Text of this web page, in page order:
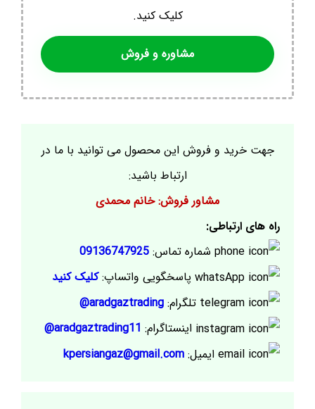
کلیک کنید.
مشاوره و فروش
جهت خرید و فروش این محصول می توانید با ما در
ارتباط باشید:
مشاور فروش: خانم محمدی
راه های ارتباطی:
شماره تماس: 09136747925
پاسخگویی واتساپ:کلیک کنید
تلگرام: aradgaztrading@
اینستاگرام: aradgaztrading11@
ایمیل: kpersiangaz@gmail.com